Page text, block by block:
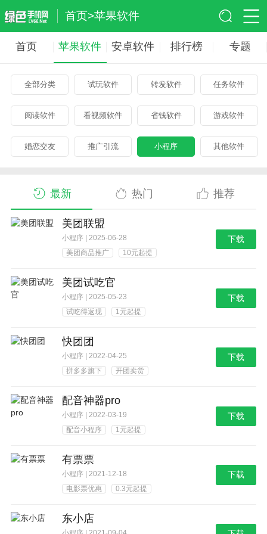
首页>苹果软件
首页 苹果软件 安卓软件 排行榜 专题
全部分类 试玩软件 转发软件 任务软件
阅读软件 看视频软件 省钱软件 游戏软件
婚恋交友 推广引流 小程序 其他软件
最新 热门 推荐
美团联盟
小程序 | 2025-06-28
美团商品推广
10元起提
下载
美团试吃官
小程序 | 2025-05-23
试吃得返现
1元起提
下载
快团团
小程序 | 2022-04-25
拼多多旗下
开团卖货
下载
配音神器pro
小程序 | 2022-03-19
配音小程序
1元起提
下载
有票票
小程序 | 2021-12-18
电影票优惠
0.3元起提
下载
东小店